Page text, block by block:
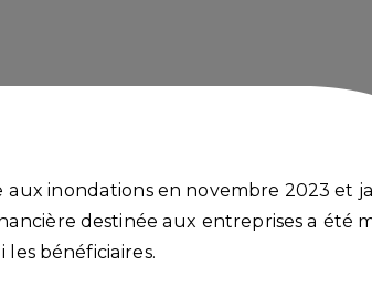
aux inondations en novembre 2023 et
destinée aux entreprises a été
bénéficiaires.